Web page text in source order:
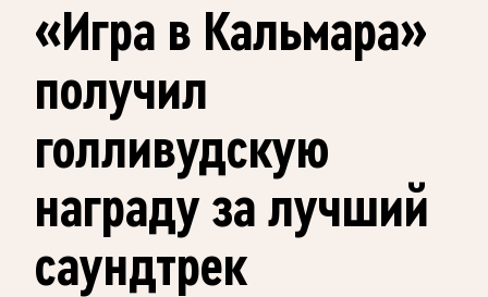
«Игра в Кальмара»
получил
голливудскую
награду за лучший
саундтрек